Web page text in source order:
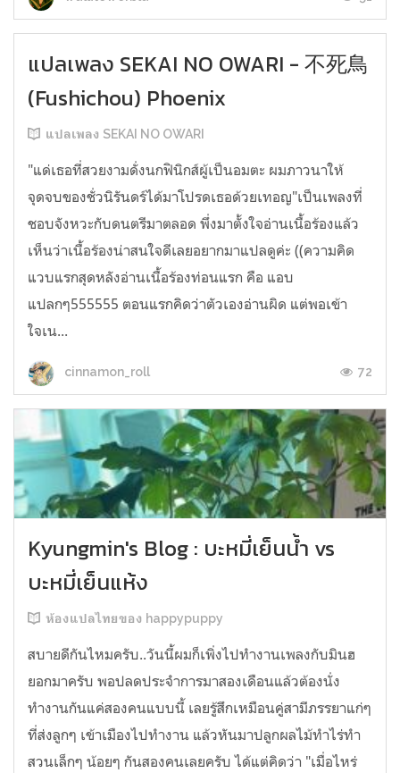
แปลเพลง SEKAI NO OWARI - 不死鳥
(Fushichou) Phoenix
แปลเพลง SEKAI NO OWARI
"แด่เธอที่สวยงามดั่งนกฟินิกส์ผู้เป็นอมตะ ผมภาวนาให้
จุดจบของชั่วนิรันดร์ได้มาโปรดเธอด้วยเทอญ"เป็นเพลงที่
ชอบจังหวะกับดนตรีมาตลอด พึ่งมาตั้งใจอ่านเนื้อร้องแล้ว
เห็นว่าเนื้อร้องน่าสนใจดีเลยอยากมาแปลดูค่ะ ((ความคิด
แวบแรกสุดหลังอ่านเนื้อร้องท่อนแรก คือ แอบ
แปลกๆ555555 ตอนแรกคิดว่าตัวเองอ่านผิด แต่พอเข้า
ใจเน...
cinnamon_roll 72
Kyungmin's Blog : บะหมี่เย็นน้ำ vs
บะหมี่เย็นแห้ง
ห้องแปลไทยของ happypuppy
สบายดีกันไหมครับ..วันนี้ผมก็เพิ่งไปทำงานเพลงกับมินฮ
ยอกมาครับ พอปลดประจำการมาสองเดือนแล้วต้องนั่ง
ทำงานกันแค่สองคนแบบนี้ เลยรู้สึกเหมือนคู่สามีภรรยาแก่ๆ
ที่ส่งลูกๆ เข้าเมืองไปทำงาน แล้วหันมาปลูกผลไม้ทำไร่ทำ
สวนเล็กๆ น้อยๆ กันสองคนเลยครับ ได้แต่คิดว่า "เมื่อไหร่